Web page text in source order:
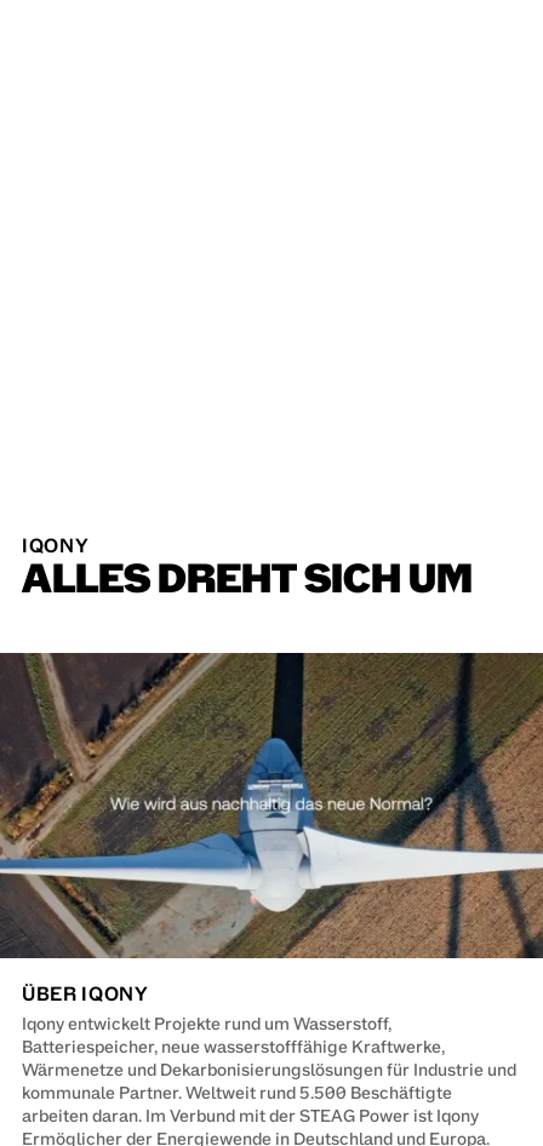
IQONY
ALLESDREHTSICHUM
ÜBER IQONY
Iqony entwickelt Projekte rund um Wasserstoff,
Batteriespeicher, neue wasserstofffähige Kraftwerke,
Wärmenetze und Dekarbonisierungslösungen für Industrie und
kommunale Partner. Weltweit rund 5.500 Beschäftigte
arbeiten daran. Im Verbund mit der STEAG Power ist Iqony
Ermöglicher der Energiewende in Deutschland und Europa.